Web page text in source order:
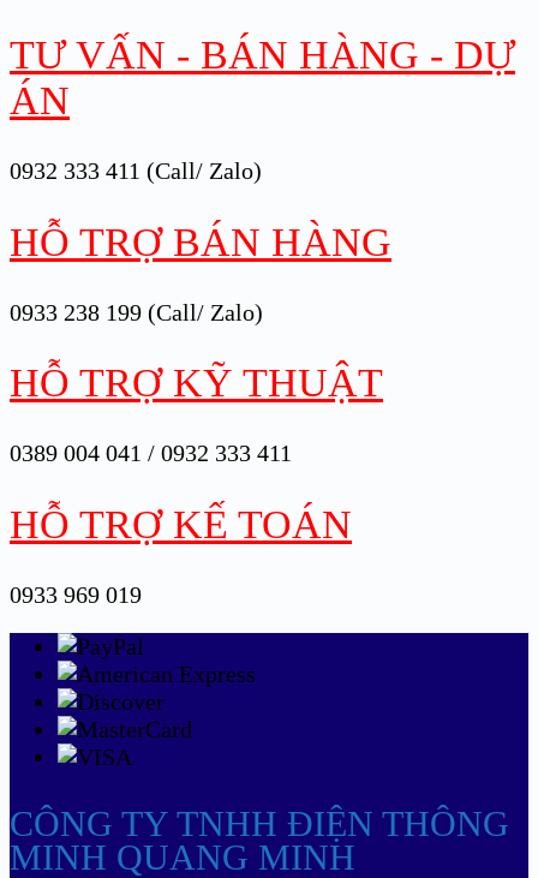
TƯ VẤN - BÁN HÀNG - DỰ
ÁN
0932 333 411 (Call/ Zalo)
HỖ TRỢ BÁN HÀNG
0933 238 199 (Call/ Zalo)
HỖ TRỢ KỸ THUẬT
0389 004 041 / 0932 333 411
HỖ TRỢ KẾ TOÁN
0933 969 019
CÔNG TY TNHH ĐIỆN THÔNG
MINH QUANG MINH